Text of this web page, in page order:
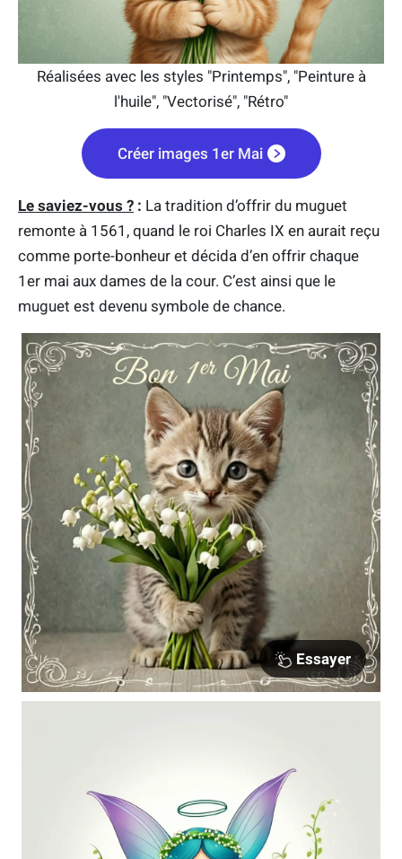
Réalisées avec les styles "Printemps", "Peinture à
l'huile", "Vectorisé", "Rétro"
Créer images 1er Mai
Le saviez-vous ? : La tradition d’offrir du muguet
remonte à 1561, quand le roi Charles IX en aurait reçu
comme porte-bonheur et décida d’en offrir chaque
1er mai aux dames de la cour. C’est ainsi que le
muguet est devenu symbole de chance.
Essayer